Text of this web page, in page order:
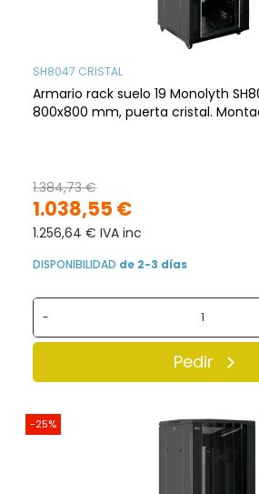
SH8047 CRISTAL
Armario rack suelo 19 Monolyth
800x800 mm, puerta cristal.
1.038,55 €
1.384,73 €
1.256,64 € IVA inc
DISPONIBILIDAD de 2-3 días
-
Pedir
-25%